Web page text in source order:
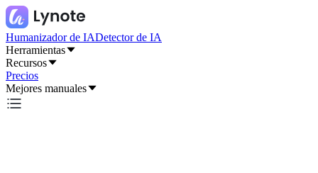
Humanizador de IADetector de IA
Herramientas
Recursos
Precios
Mejores manuales